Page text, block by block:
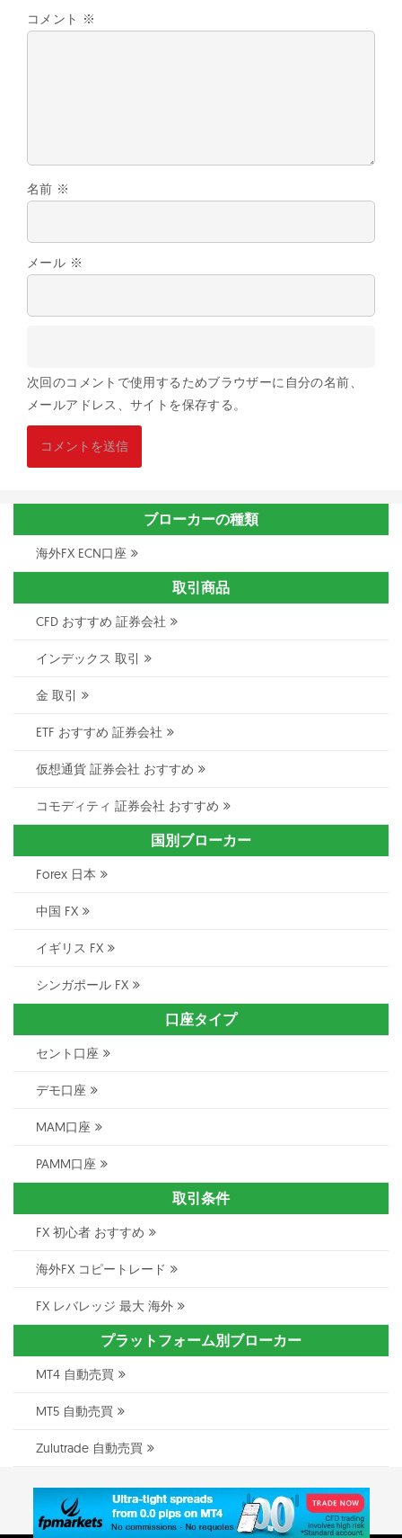
コメント ※
名前 ※
メール ※
次回のコメントで使用するためブラウザーに自分の名前、
メールアドレス、サイトを保存する。
ブローカーの種類
海外FX ECN口座
取引商品
CFD おすすめ 証券会社
インデックス 取引
金 取引
ETF おすすめ 証券会社
仮想通貨 証券会社 おすすめ
コモディティ 証券会社 おすすめ
国別ブローカー
Forex 日本
中国 FX
イギリス FX
シンガポール FX
口座タイプ
セント口座
デモ口座
MAM口座
PAMM口座
取引条件
FX 初心者 おすすめ
海外FX コピートレード
FX レバレッジ 最大 海外
プラットフォーム別ブローカー
MT4 自動売買
MT5 自動売買
Zulutrade 自動売買